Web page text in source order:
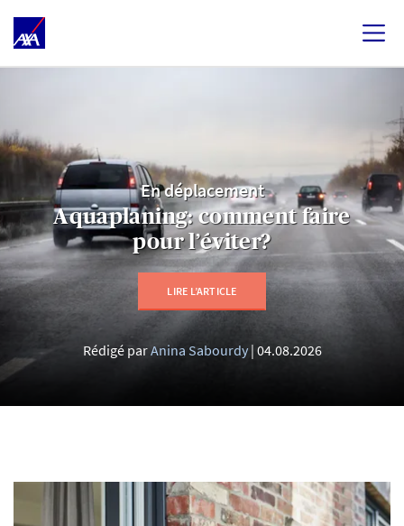
En déplacement
Aquaplaning: comment faire
pour l’éviter?
LIRE L’ARTICLE
Rédigé parAnina Sabourdy 04.08.2026